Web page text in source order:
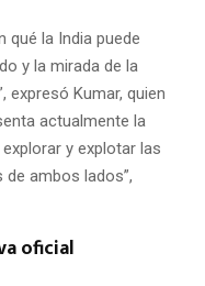
qué la India puede
y la mirada de la
expresó Kumar, quien
actualmente la
y explotar las
ambos lados”,
oficial